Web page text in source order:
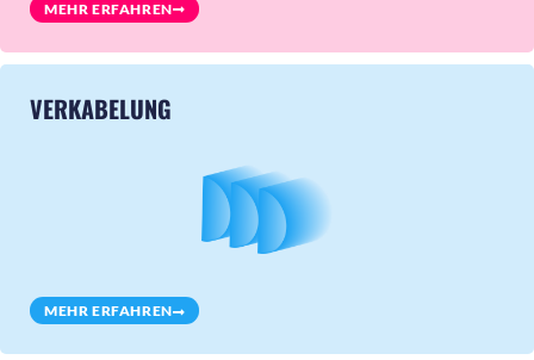
MEHR ERFAHREN
VERKABELUNG
MEHR ERFAHREN